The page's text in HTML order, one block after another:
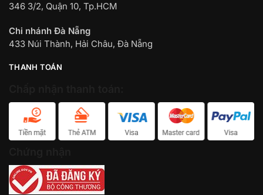
346 3/2, Quận 10, Tp.HCM
Chi nhánh Đà Nẵng
433 Núi Thành, Hải Châu, Đà Nẵng
THANH TOÁN